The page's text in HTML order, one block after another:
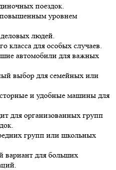
поездок.
уровнем
людей.
класса для особых случаев.
автомобили для важных
выбор для семейных или
и удобные машины для
для организованных групп
групп или школьных
вариант для больших